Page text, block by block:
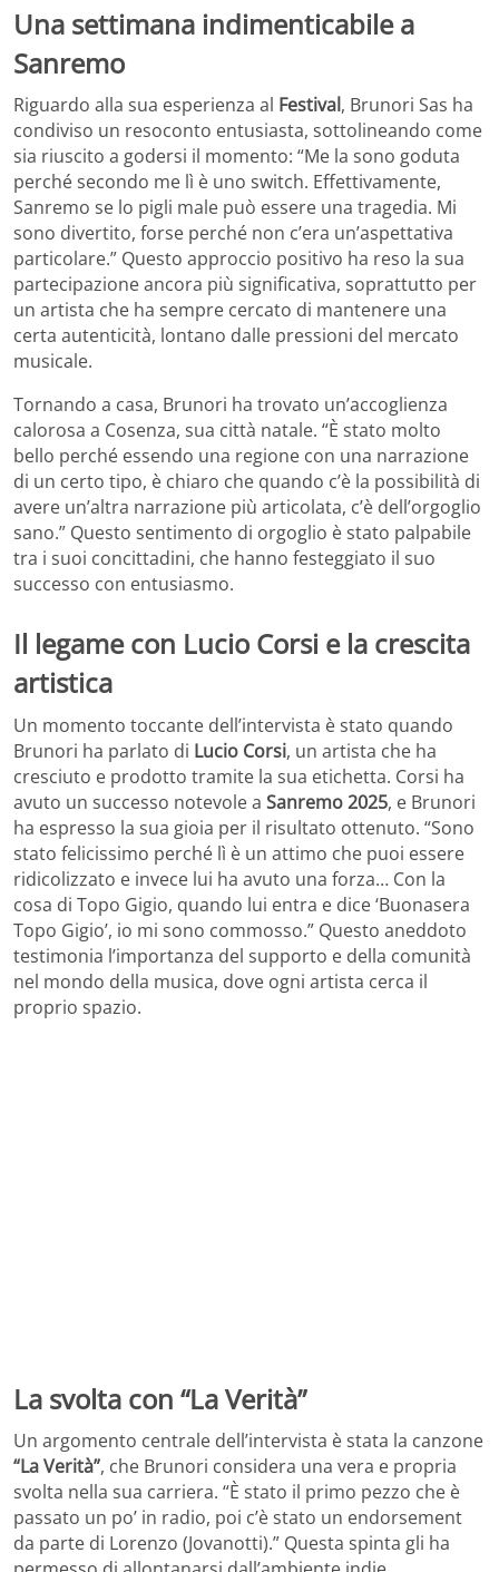
Una settimana indimenticabile a
Sanremo
Riguardo alla sua esperienza al Festival, Brunori Sas ha
condiviso un resoconto entusiasta, sottolineando come
sia riuscito a godersi il momento: “Me la sono goduta
perché secondo me lì è uno switch. Effettivamente,
Sanremo se lo pigli male può essere una tragedia. Mi
sono divertito, forse perché non c’era un’aspettativa
particolare.” Questo approccio positivo ha reso la sua
partecipazione ancora più significativa, soprattutto per
un artista che ha sempre cercato di mantenere una
certa autenticità, lontano dalle pressioni del mercato
musicale.
Tornando a casa, Brunori ha trovato un’accoglienza
calorosa a Cosenza, sua città natale. “È stato molto
bello perché essendo una regione con una narrazione
di un certo tipo, è chiaro che quando c’è la possibilità di
avere un’altra narrazione più articolata, c’è dell’orgoglio
sano.” Questo sentimento di orgoglio è stato palpabile
tra i suoi concittadini, che hanno festeggiato il suo
successo con entusiasmo.
Il legame con Lucio Corsi e la crescita
artistica
Un momento toccante dell’intervista è stato quando
Brunori ha parlato di Lucio Corsi, un artista che ha
cresciuto e prodotto tramite la sua etichetta. Corsi ha
avuto un successo notevole a Sanremo 2025, e Brunori
ha espresso la sua gioia per il risultato ottenuto. “Sono
stato felicissimo perché lì è un attimo che puoi essere
ridicolizzato e invece lui ha avuto una forza… Con la
cosa di Topo Gigio, quando lui entra e dice ‘Buonasera
Topo Gigio’, io mi sono commosso.” Questo aneddoto
testimonia l’importanza del supporto e della comunità
nel mondo della musica, dove ogni artista cerca il
proprio spazio.
La svolta con “La Verità”
Un argomento centrale dell’intervista è stata la canzone
“La Verità”, che Brunori considera una vera e propria
svolta nella sua carriera. “È stato il primo pezzo che è
passato un po’ in radio, poi c’è stato un endorsement
da parte di Lorenzo (Jovanotti).” Questa spinta gli ha